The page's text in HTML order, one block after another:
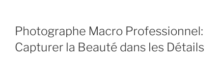
Photographe Macro Professionnel:
Capturer la Beauté dans les Détails